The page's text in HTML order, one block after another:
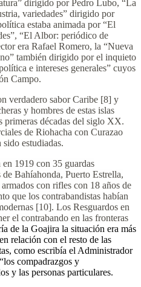
dirigido por Pedro Lubo, “La
variedades” dirigido por
estaba animada por “El
“El Albor: periódico de
era Rafael Romero, la “Nueva
también dirigido por el inquieto
e intereses generales” cuyos
Campo.
verdadero sabor Caribe [8] y
y hombres de estas islas
primeras décadas del siglo XX.
de Riohacha con Curazao
estudiadas.
1919 con 35 guardas
Bahíahonda, Puerto Estrella,
con rifles con 18 años de
que los contrabandistas habían
[10]. Los Resguardos en
el contrabando en las fronteras
de la Goajira la situación era más
relación con el resto de las
como escribía el Administrador
compadrazgos y
y las personas particulares.